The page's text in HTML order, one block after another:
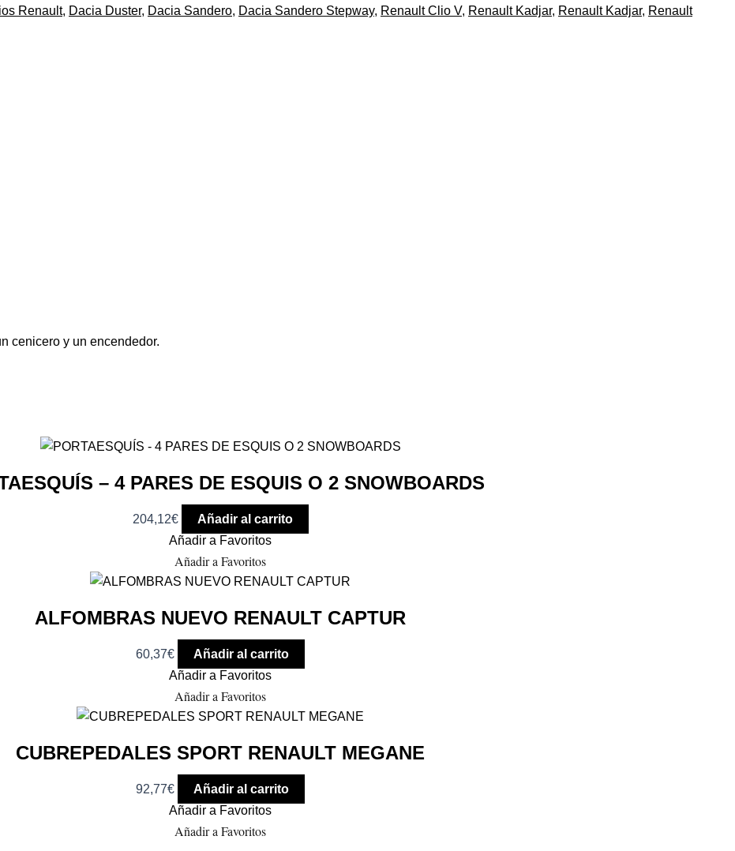
Renault, Dacia Duster, Dacia Sandero, Dacia Sandero Stepway, Renault Clio V, Renault Kadjar, Renault Kadjar, Renault
cenicero y un encendedor.
– 4 PARES DE ESQUIS O 2 SNOWBOARDS
204,12€
Añadir al carrito
Añadir a Favoritos
Añadir a Favoritos
ALFOMBRAS NUEVO RENAULT CAPTUR
60,37€
Añadir al carrito
Añadir a Favoritos
Añadir a Favoritos
CUBREPEDALES SPORT RENAULT MEGANE
92,77€
Añadir al carrito
Añadir a Favoritos
Añadir a Favoritos